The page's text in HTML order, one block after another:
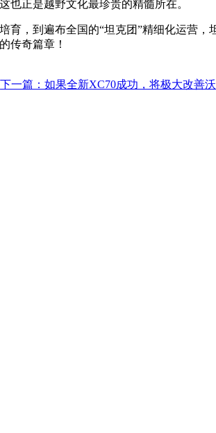
也正是越野文化最珍贵的精髓所在。
，到遍布全国的“坦克团”精细化运营，
传奇篇章！
下一篇： 如果全新XC70成功，将极大改善